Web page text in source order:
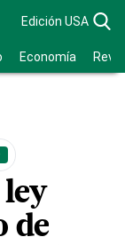
Edición USA
Economía
de